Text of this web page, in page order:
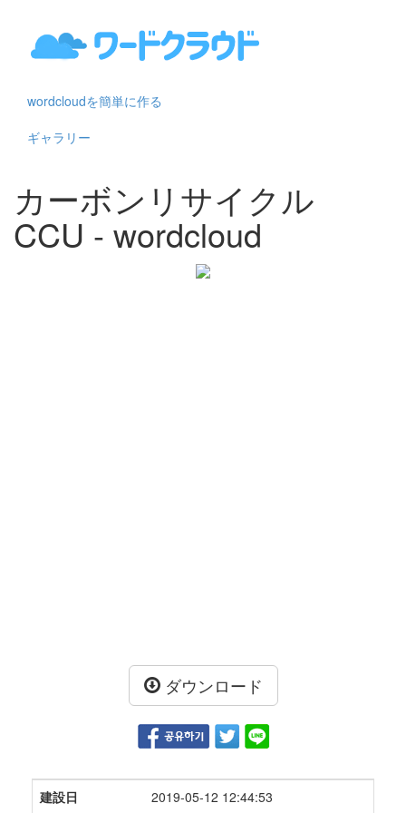
wordcloudを簡単に作る
ギャラリー
カーボンリサイクル
CCU - wordcloud
ダウンロード
建設日 2019-05-12 12:44:53